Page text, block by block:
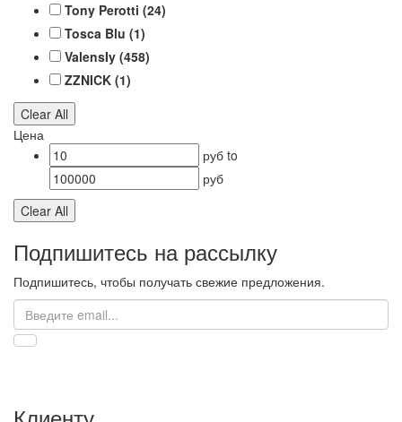
Tony Perotti (24)
Tosca Blu (1)
ValensIy (458)
ZZNICK (1)
Clear All
Цена
руб to
руб
Clear All
Подпишитесь на рассылку
Подпишитесь, чтобы получать свежие предложения.